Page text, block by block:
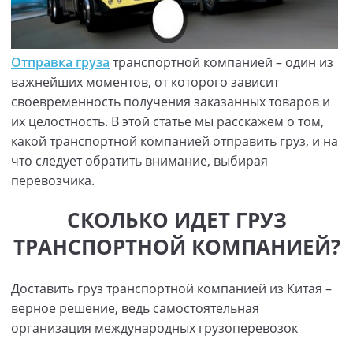
Отправка груза транспортной компанией – один из
важнейших моментов, от которого зависит
своевременность получения заказанных товаров и
их целостность. В этой статье мы расскажем о том,
какой транспортной компанией отправить груз, и на
что следует обратить внимание, выбирая
перевозчика.
СКОЛЬКО ИДЕТ ГРУЗ
ТРАНСПОРТНОЙ КОМПАНИЕЙ?
Доставить груз транспортной компанией из Китая –
верное решение, ведь самостоятельная
организация международных грузоперевозок